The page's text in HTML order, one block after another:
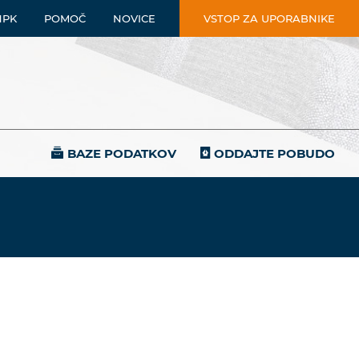
POMOČ NOVICE VSTOP ZA UPORABNIKE
BAZE PODATKOV ODDAJTE POBUDO